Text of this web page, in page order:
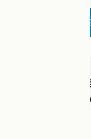
Choisissez,
vélo avec